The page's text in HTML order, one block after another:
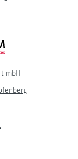
FH JOANNEUM Logo
mbH